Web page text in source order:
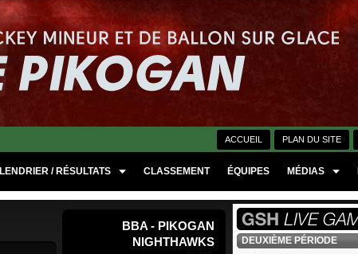
PLAN DU SITE
ACCUEIL
/ RÉSULTATS CLASSEMENT ÉQUIPES MÉDIAS
BBA - PIKOGAN
NIGHTHAWKS
DEUXIÈME PÉRIODE